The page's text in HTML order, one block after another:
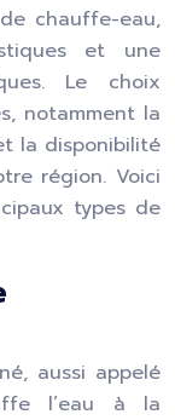
chauffe-eau,
et une
Le choix
notamment la
la disponibilité
région. Voici
types de
aussi appelé
l’eau à la